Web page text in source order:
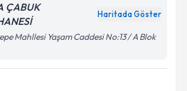
ÇABUK
Haritada Göster
Mahllesi Yaşam Caddesi No:13 / A Blok